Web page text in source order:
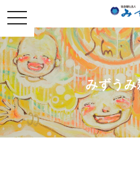
toggle
navigation
みずう